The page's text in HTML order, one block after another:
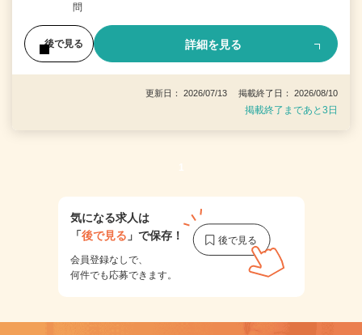
問
後で見る 詳細を見る
更新日： 2026/07/13 掲載終了日： 2026/08/10
掲載終了まであと3日
1
気になる求人は
「後で見る 」で保存！
会員登録なしで、
何件でも応募できます。